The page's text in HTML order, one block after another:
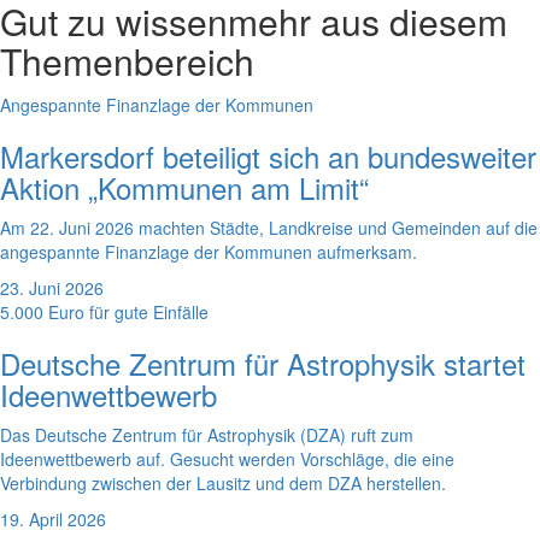
Gut zu wissenmehr aus diesem
Themenbereich
Angespannte Finanzlage der Kommunen
Markersdorf beteiligt sich an bundesweiter
Aktion „Kommunen am Limit“
Am 22. Juni 2026 machten Städte, Landkreise und Gemeinden auf die
angespannte Finanzlage der Kommunen aufmerksam.
23. Juni 2026
5.000 Euro für gute Einfälle
Deutsche Zentrum für Astrophysik startet
Ideenwettbewerb
Das Deutsche Zentrum für Astrophysik (DZA) ruft zum
Ideenwettbewerb auf. Gesucht werden Vorschläge, die eine
Verbindung zwischen der Lausitz und dem DZA herstellen.
19. April 2026